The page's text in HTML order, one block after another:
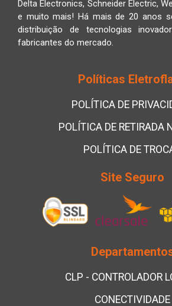
Delta Electronics, Schneider Electric,
e muito mais! Há mais de 20 anos
distribuição de tecnologias
fabricantes do mercado.
Políticas
POLÍTICA DE
POLÍTICA DE RETIRADA
POLÍTICA DE
Site Seguro
CLP - CONTROLADOR
CONECTIVIDADE